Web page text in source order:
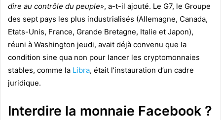
dire au contrôle du peuple», a-t-il ajouté. Le G7, le Groupe
des sept pays les plus industrialisés (Allemagne, Canada,
Etats-Unis, France, Grande Bretagne, Italie et Japon),
réuni à Washington jeudi, avait déjà convenu que la
condition sine qua non pour lancer les cryptomonnaies
stables, comme la Libra, était l’instauration d’un cadre
juridique.
Interdire la monnaie Facebook ?